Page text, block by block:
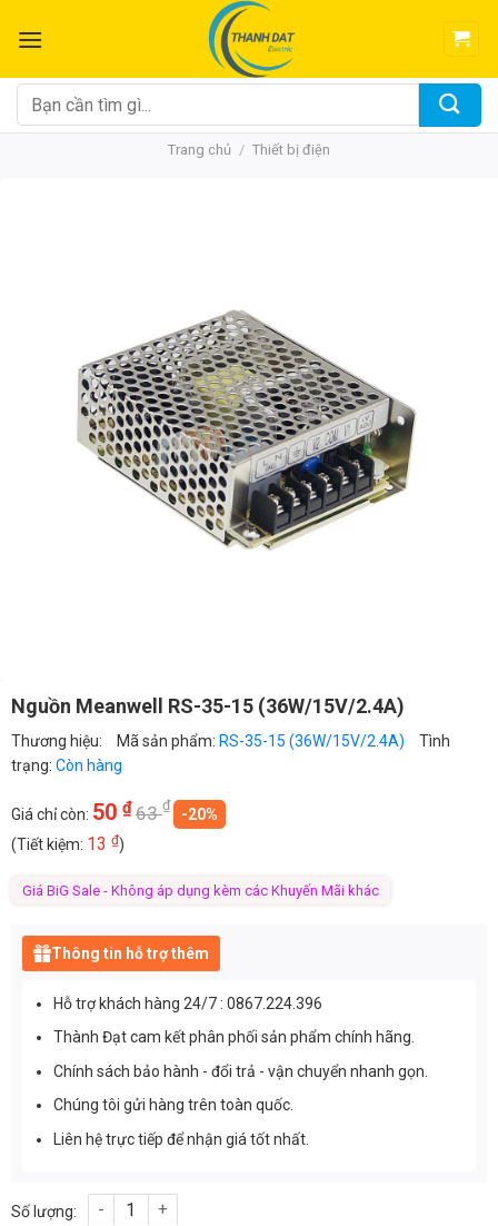
đến
dung
Tìm
kiếm:
Trang chủ / Thiết bị điện
Nguồn Meanwell RS-35-15 (36W/15V/2.4A)
Thương hiệu: Mã sản phẩm: RS-35-15 (36W/15V/2.4A)
Tình
trạng: Còn hàng
Giá chỉ còn: 50 ₫63₫
-20%
(Tiết kiệm: 13 ₫)
Giá BiG Sale - Không áp dụng kèm các Khuyến Mãi khác
Thông tin hỗ trợ thêm
Hỗ trợ khách hàng 24/7 : 0867.224.396
Thành Đạt cam kết phân phối sản phẩm chính hãng.
Chính sách bảo hành - đổi trả - vận chuyển nhanh gọn.
Chúng tôi gửi hàng trên toàn quốc.
Liên hệ trực tiếp để nhận giá tốt nhất.
Nguồn Meanwell RS-35-15 (36W/15V/2.4A) số lượng